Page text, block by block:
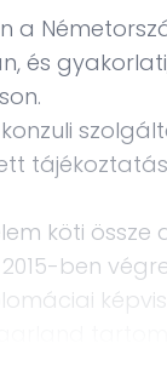
a
és
köti
ben